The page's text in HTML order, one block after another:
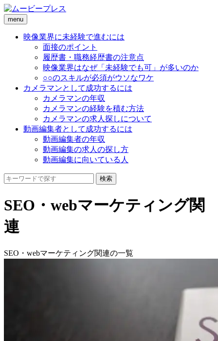
menu
映像業界に未経験で進むには
面接のポイント
履歴書・職務経歴書の注意点
映像業界はなぜ「未経験でも可」が多いのか
○○のスキルが必須がウソなワケ
カメラマンとして成功するには
カメラマンの年収
カメラマンの経験を積む方法
カメラマンの求人探しについて
動画編集者として成功するには
動画編集者の年収
動画編集の求人の探し方
動画編集に向いている人
SEO・webマーケティング関
連
SEO・webマーケティング関連の一覧